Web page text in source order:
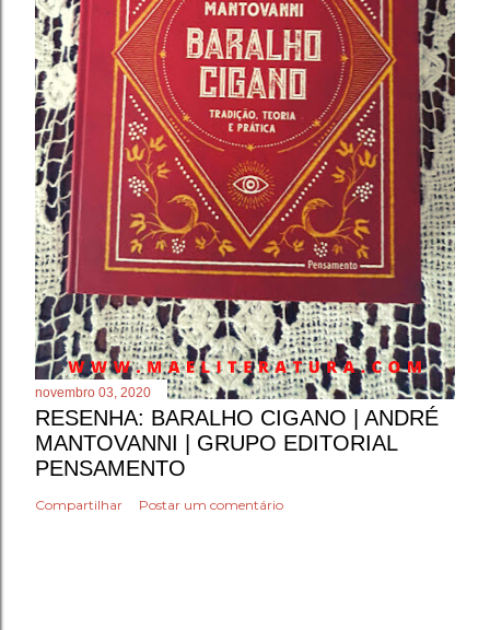
novembro 03, 2020
RESENHA: BARALHO CIGANO | ANDRÉ
MANTOVANNI | GRUPO EDITORIAL
PENSAMENTO
Compartilhar Postar um comentário